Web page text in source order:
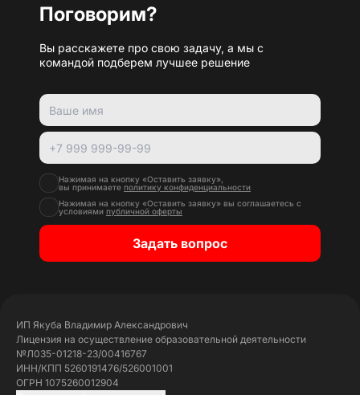
Поговорим?
Вы расскажете про свою задачу, а мы с
командой подберем лучшее решение
Нажимая на кнопку «Оставить заявку»,
вы принимаете политику конфиденциальности
Нажимая на кнопку «Оставить заявку» вы соглашаетесь с
условиями публичной оферты
Задать вопрос
ИП Якуба Владимир Александрович
Лицензия на осуществление образовательной деятельности
№Л035-01218-23/00416767
ИНН/КПП 5260191476/526001001
ОГРН 1075260012904